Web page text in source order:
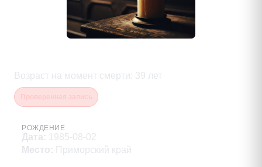
Возраст на момент смерти : 39 лет
РОЖДЕНИЕ
Дата: 1985-08-02
Место: Приморский край